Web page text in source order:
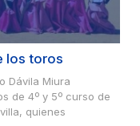
los toros
Dávila Miura
de 4º y 5º curso de
quienes